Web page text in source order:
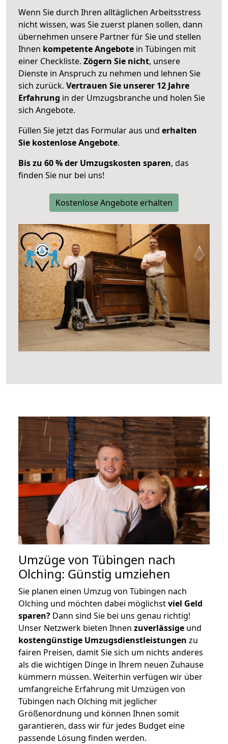
Wenn Sie durch Ihren alltäglichen Arbeitsstress
nicht wissen, was Sie zuerst planen sollen, dann
übernehmen unsere Partner für Sie und stellen
Ihnen kompetente Angebote in Tübingen mit
einer Checkliste. Zögern Sie nicht, unsere
Dienste in Anspruch zu nehmen und lehnen Sie
sich zurück. Vertrauen Sie unserer 12 Jahre
Erfahrung in der Umzugsbranche und holen Sie
sich Angebote.
Füllen Sie jetzt das Formular aus und erhalten
Sie kostenlose Angebote.
Bis zu 60 % der Umzugskosten sparen, das
finden Sie nur bei uns!
Kostenlose Angebote erhalten
Umzüge von Tübingen nach
Olching: Günstig umziehen
Sie planen einen Umzug von Tübingen nach
Olching und möchten dabei möglichstviel Geld
sparen? Dann sind Sie bei uns genau richtig!
Unser Netzwerk bieten Ihnen zuverlässige und
kostengünstige Umzugsdienstleistungen zu
fairen Preisen, damit Sie sich um nichts anderes
als die wichtigen Dinge in Ihrem neuen Zuhause
kümmern müssen. Weiterhin verfügen wir über
umfangreiche Erfahrung mit Umzügen von
Tübingen nach Olching mit jeglicher
Größenordnung und können Ihnen somit
garantieren, dass wir für jedes Budget eine
passende Lösung finden werden.